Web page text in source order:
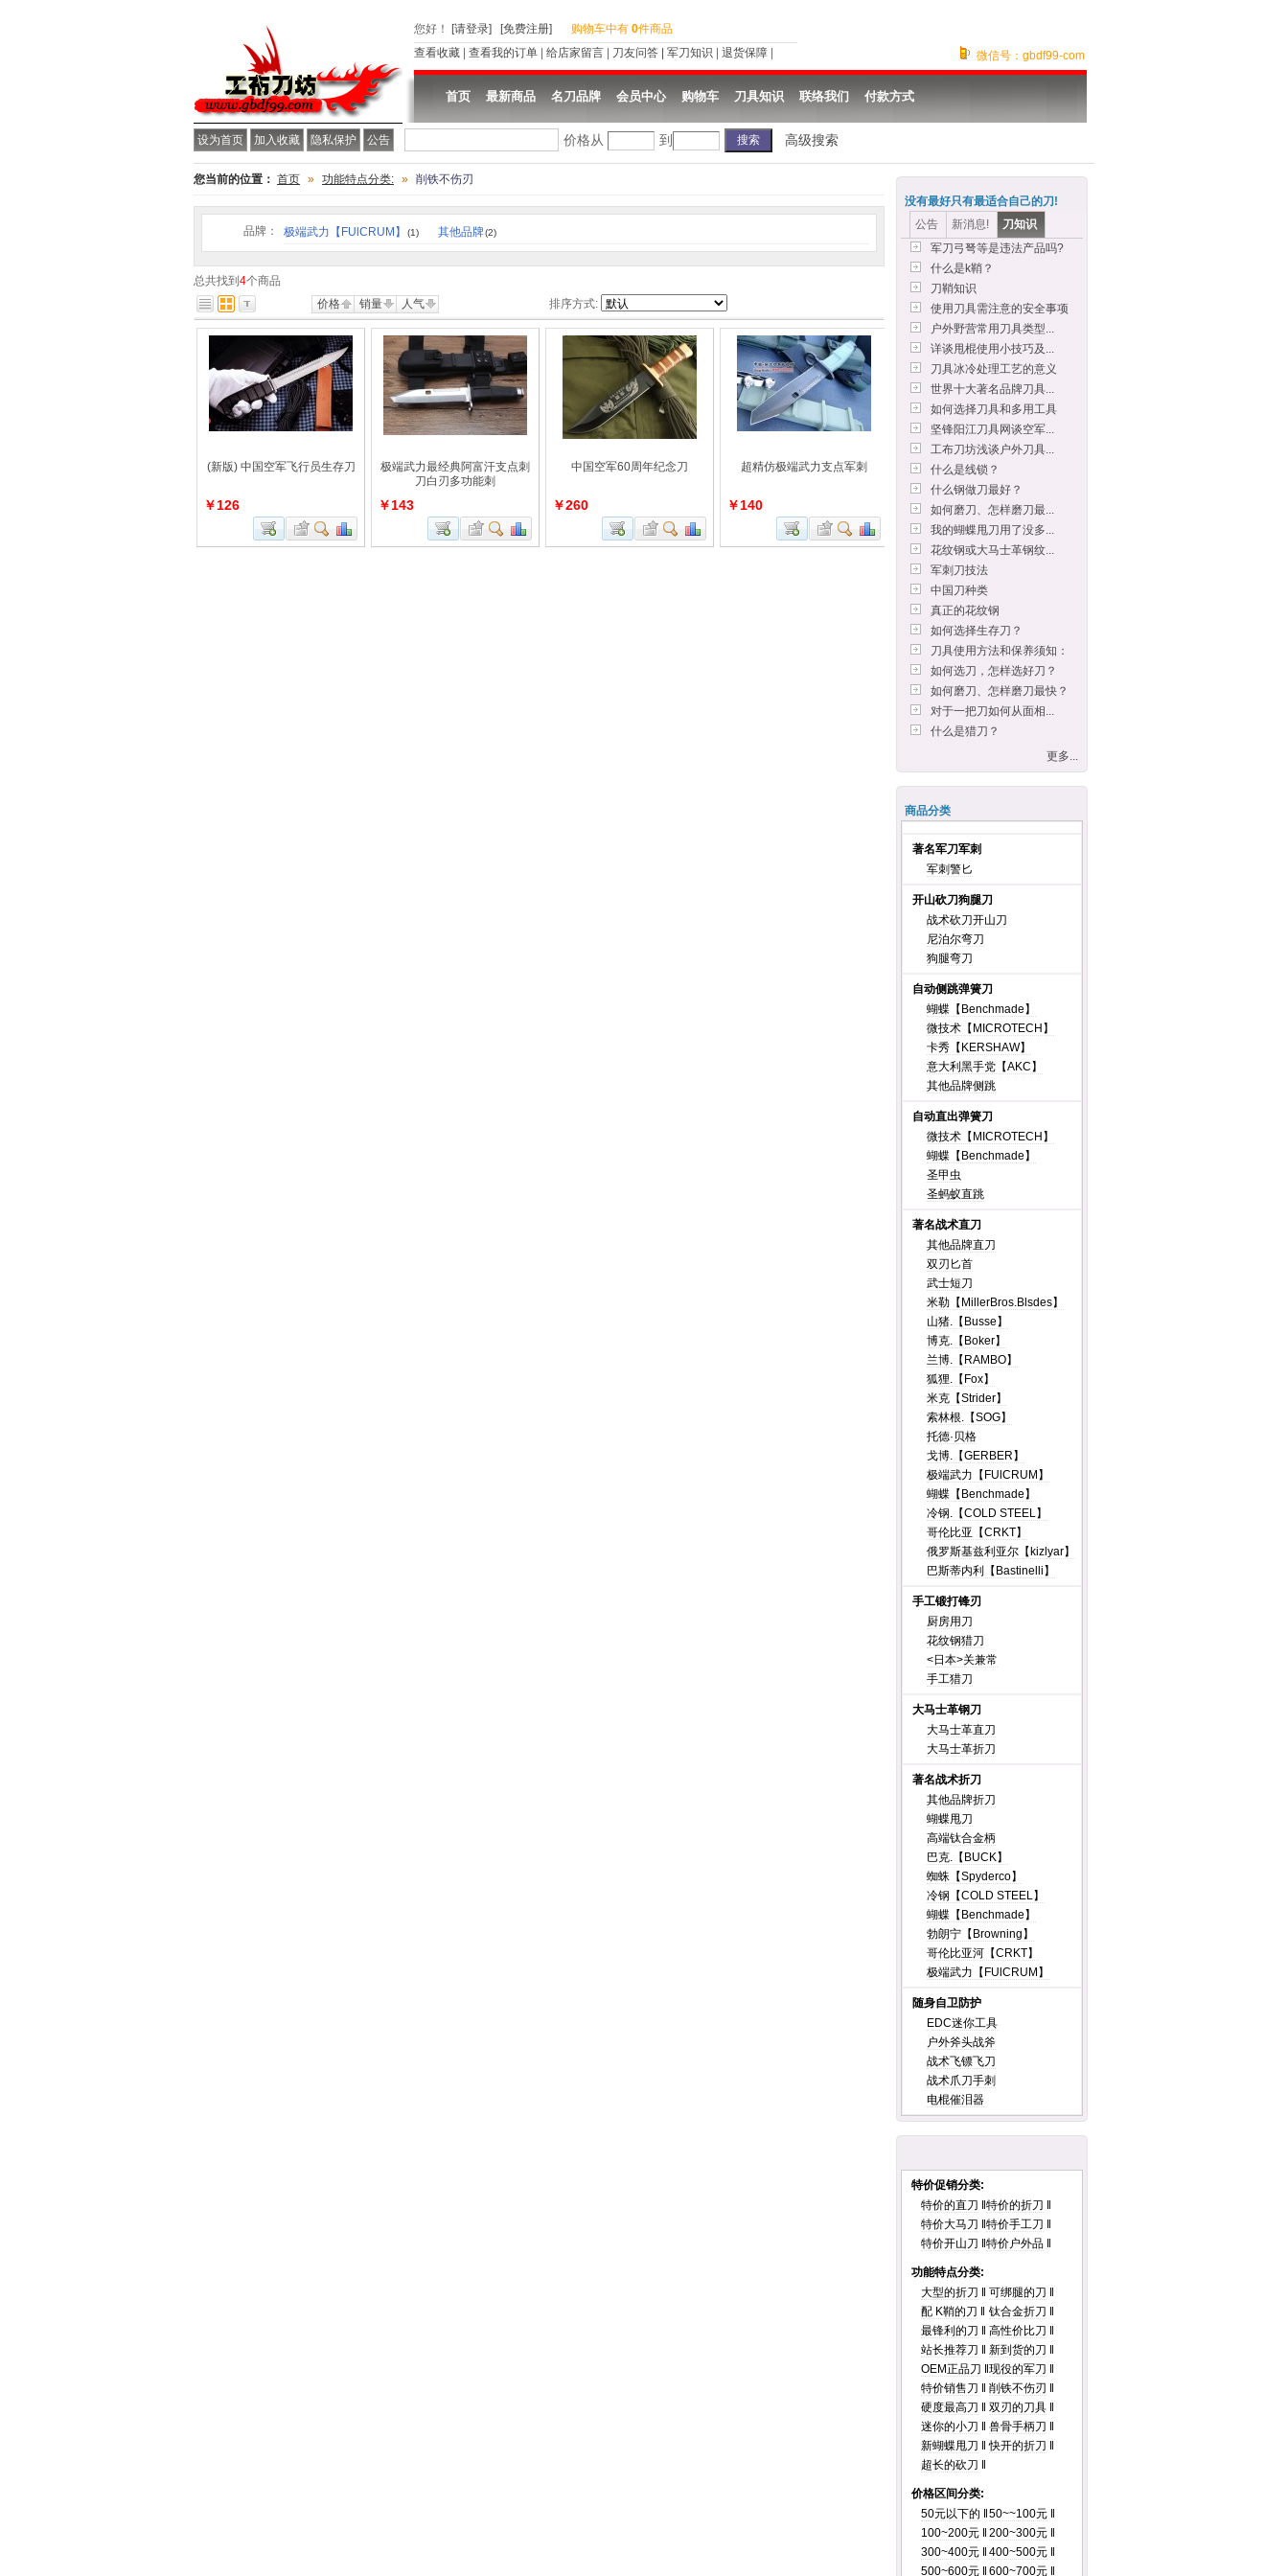
设为首页 加入收藏 隐私保护 公告
您好 ！ [请登录] [免费注册] 购物车中有 0件商品
微信号：gbdf99-com
查看收藏 查看我的订单 给店家留言 刀友问答 军刀知识 退货保障
首页 最新商品 名刀品牌 会员中心 购物车 刀具知识 联络我们 付款方式
价格从 到 高级搜索
您当前的位置： 首页 » 功能特点分类: » 削铁不伤刃
品牌： 极端武力【FUlCRUM】 (1) 其他品牌(2)
总共找到 4个商品
价格
销量 人气 排序方式:
(新版) 中国空军飞行员生存刀
￥126
极端武力最经典阿富汗支点刺
刀白刃多功能刺
￥143
中国空军60周年纪念刀
￥260
超精仿极端武力支点军刺
￥140
没有最好只有最适合自己的刀!
公告
新消息!
刀知识
军刀弓弩等是违法产品吗?
什么是k鞘？
刀鞘知识
使用刀具需注意的安全事项
户外野营常用刀具类型...
详谈甩棍使用小技巧及...
刀具冰冷处理工艺的意义
世界十大著名品牌刀具...
如何选择刀具和多用工具
坚锋阳江刀具网谈空军...
工布刀坊浅谈户外刀具...
什么是线锁？
什么钢做刀最好？
如何磨刀、怎样磨刀最...
我的蝴蝶甩刀用了没多...
花纹钢或大马士革钢纹...
军刺刀技法
中国刀种类
真正的花纹钢
如何选择生存刀？
刀具使用方法和保养须知：
如何选刀，怎样选好刀？
如何磨刀、怎样磨刀最快？
对于一把刀如何从面相...
什么是猎刀？
更多...
商品分类
著名军刀军刺
军刺警匕
开山砍刀狗腿刀
战术砍刀开山刀
尼泊尔弯刀
狗腿弯刀
自动侧跳弹簧刀
蝴蝶【Benchmade】
微技术【MICROTECH】
卡秀【KERSHAW】
意大利黑手党【AKC】
其他品牌侧跳
自动直出弹簧刀
微技术【MICROTECH】
蝴蝶【Benchmade】
圣甲虫
圣蚂蚁直跳
著名战术直刀
其他品牌直刀
双刃匕首
武士短刀
米勒【MillerBros.Blsdes】
山猪.【Busse】
博克.【Boker】
兰博.【RAMBO】
狐狸.【Fox】
米克【Strider】
索林根.【SOG】
托德·贝格
戈博.【GERBER】
极端武力【FUlCRUM】
蝴蝶【Benchmade】
冷钢.【COLD STEEL】
哥伦比亚【CRKT】
俄罗斯基兹利亚尔【kizlyar】
巴斯蒂内利【Bastinelli】
手工锻打锋刃
厨房用刀
花纹钢猎刀
<日本>关兼常
手工猎刀
大马士革钢刀
大马士革直刀
大马士革折刀
著名战术折刀
其他品牌折刀
蝴蝶甩刀
高端钛合金柄
巴克.【BUCK】
蜘蛛【Spyderco】
冷钢【COLD STEEL】
蝴蝶【Benchmade】
勃朗宁【Browning】
哥伦比亚河【CRKT】
极端武力【FUlCRUM】
随身自卫防护
EDC迷你工具
户外斧头战斧
战术飞镖飞刀
战术爪刀手刺
电棍催泪器
特价促销分类:
特价的直刀
特价的折刀
特价大马刀
特价手工刀
特价开山刀
特价户外品‖
功能特点分类:
大型的折刀
可绑腿的刀
配 K鞘的刀
钛合金折刀
最锋利的刀
高性价比刀
站长推荐刀
新到货的刀
OEM正品刀
现役的军刀
特价销售刀
削铁不伤刃
硬度最高刀
双刃的刀具‖
迷你的小刀
兽骨手柄刀
新蝴蝶甩刀
快开的折刀
超长的砍刀
价格区间分类:
50元以下的
50~~100元‖
100~200元‖ 200~300元‖
300~400元‖ 400~500元‖
500~600元‖ 600~700元‖